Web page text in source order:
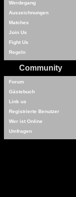
Werdegang
Auszeichnungen
Matches
Join Us
Fight Us
Regeln
Community
Forum
Gästebuch
Link us
Registrierte Benutzer
Wer ist Online
Umfragen